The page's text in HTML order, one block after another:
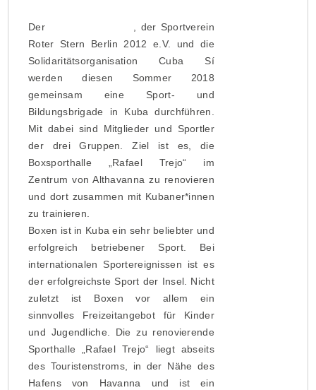
Der
, der Sportverein
Roter Stern Berlin 2012 e.V. und die
Solidaritätsorganisation Cuba Sí
werden diesen Sommer 2018
gemeinsam eine Sport- und
Bildungsbrigade in Kuba durchführen.
Mit dabei sind Mitglieder und Sportler
der drei Gruppen. Ziel ist es, die
Boxsporthalle „Rafael Trejo“ im
Zentrum von Althavanna zu renovieren
und dort zusammen mit Kubaner*innen
zu trainieren.
Boxen ist in Kuba ein sehr beliebter und
erfolgreich betriebener Sport. Bei
internationalen Sportereignissen ist es
der erfolgreichste Sport der Insel. Nicht
zuletzt ist Boxen vor allem ein
sinnvolles Freizeitangebot für Kinder
und Jugendliche. Die zu renovierende
Sporthalle „Rafael Trejo“ liegt abseits
des Touristenstroms, in der Nähe des
Hafens von Havanna und ist ein